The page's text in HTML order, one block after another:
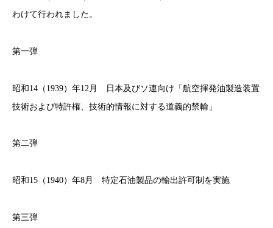
わけて行われました。
第一弾
昭和14（1939）年12月 日本及びソ連向け「航空揮発油製造装置
技術および特許権、技術的情報に対する道義的禁輸」
第二弾
昭和15（1940）年8月 特定石油製品の輸出許可制を実施
第三弾